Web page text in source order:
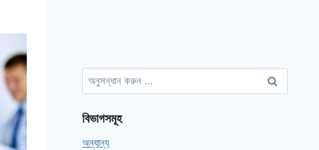
অনুসন্ধানঃ
বিভাগসমূহ
অন্যান্য